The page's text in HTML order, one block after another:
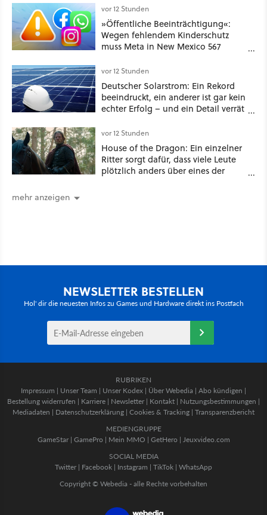
funktionierende PlayStation [Best of
GameStar]
vor 12 Stunden
»Öffentliche Beeinträchtigung«:
Wegen fehlendem Kinderschutz
muss Meta in New Mexico 567
vor 12 Stunden
Deutscher Solarstrom: Ein Rekord
beeindruckt, ein anderer ist gar kein
echter Erfolg – und ein Detail verrät
jede Zahl
vor 12 Stunden
House of the Dragon: Ein einzelner
Ritter sorgt dafür, dass viele Leute
plötzlich anders über eines der
mehr anzeigen
NEWSLETTER BESTELLEN
Hol' dir die neuesten Infos zu Games und Hardware direkt ins Postfach
RUBRIKEN
Impressum | Unser Team | Unser Kodex | Über Webedia | Abo kündigen |
Bestellung widerrufen | Karriere | Newsletter | Kontakt | Nutzungsbestimmungen |
Mediadaten | Datenschutzerklärung | Cookies & Tracking | Transparenzbericht
MEDIENGRUPPE
GameStar| GamePro | Mein MMO | GetHero | Jeuxvideo.com
SOCIAL MEDIA
Twitter | Facebook | Instagram | TikTok | WhatsApp
Copyright © Webedia - alle Rechte vorbehalten